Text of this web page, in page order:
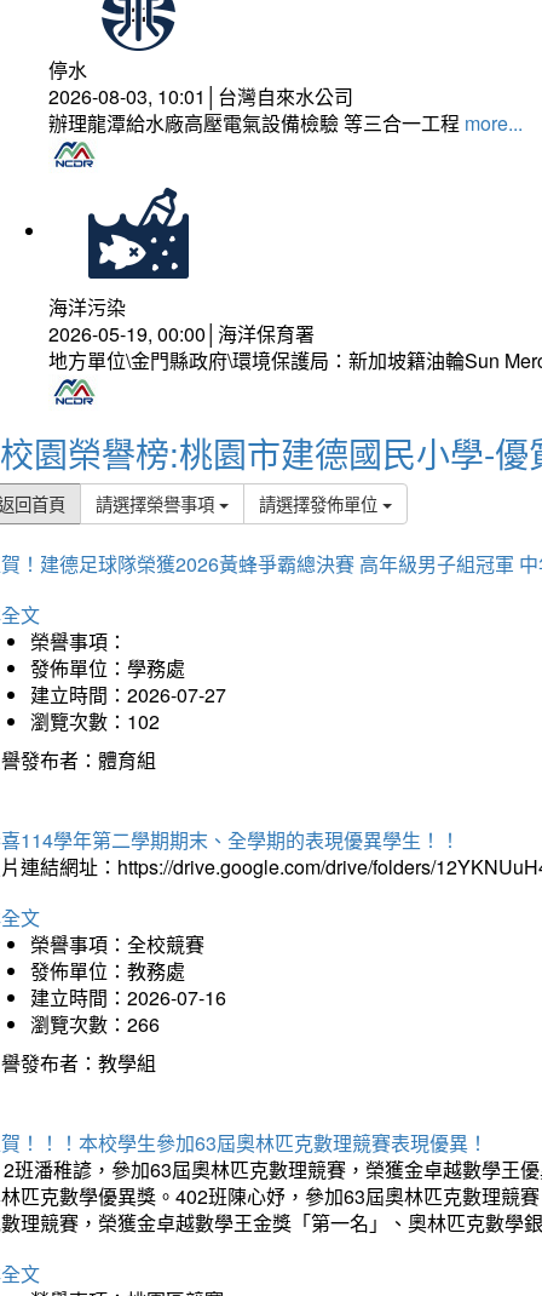
停水
2026-08-03, 10:01│台灣自來水公司
辦理龍潭給水廠高壓電氣設備檢驗 等三合一工程 more...
海洋污染
2026-05-19, 00:00│海洋保育署
地方單位\金門縣政府\環境保護局：新加坡籍油輪Sun
校園榮譽榜:桃園市建德國民小學-優
回首頁 請選擇榮譽事項 請選擇發佈單位
！建德足球隊榮獲2026黃蜂爭霸總決賽 高年級男子組冠軍
文
榮譽事項：
發佈單位：學務處
建立時間：2026-07-27
瀏覽次數：102
發布者：體育組
114學年第二學期期末、全學期的表現優異學生！！
連結網址：https://drive.google.com/drive/folders/
文
榮譽事項：全校競賽
發佈單位：教務處
建立時間：2026-07-16
瀏覽次數：266
發布者：教學組
！！！本校學生參加63屆奧林匹克數理競賽表現優異！
班潘稚諺，參加63屆奧林匹克數理競賽，榮獲金卓越數學王
匹克數學優異獎。402班陳心妤，參加63屆奧林匹克數理競
理競賽，榮獲金卓越數學王金獎「第一名」、奧林匹克數學
文